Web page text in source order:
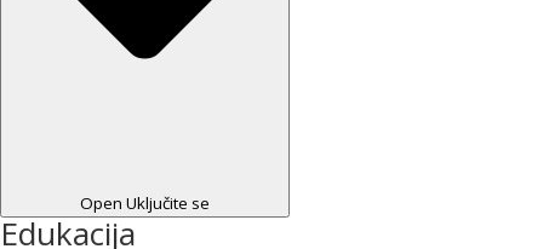
Open Uključite se
Edukacija